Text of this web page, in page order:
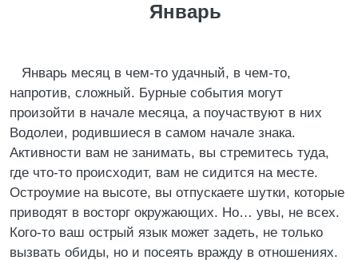
Январь
Январь месяц в чем-то удачный, в чем-то,
напротив, сложный. Бурные события могут
произойти в начале месяца, а поучаствуют в них
Водолеи, родившиеся в самом начале знака.
Активности вам не занимать, вы стремитесь туда,
где что-то происходит, вам не сидится на месте.
Остроумие на высоте, вы отпускаете шутки, которые
приводят в восторг окружающих. Но… увы, не всех.
Кого-то ваш острый язык может задеть, не только
вызвать обиды, но и посеять вражду в отношениях.